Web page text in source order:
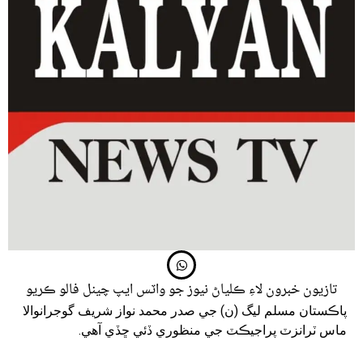
تازيون خبرون لاءِ ڪلياڻ نيوز جو واٽس ايپ چينل فالو ڪريو
پاڪستان مسلم ليگ (ن) جي صدر محمد نواز شريف گوجرانوالا
ماس ٽرانزٽ پراجيڪٽ جي منظوري ڏئي ڇڏي آهي.